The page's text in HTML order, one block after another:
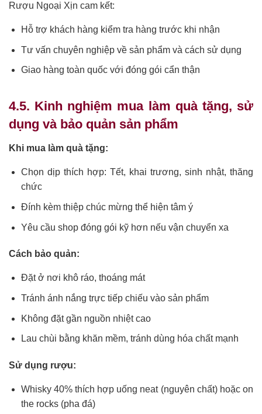
Rượu Ngoại Xịn cam kết:
Hỗ trợ khách hàng kiểm tra hàng trước khi nhận
Tư vấn chuyên nghiệp về sản phẩm và cách sử dụng
Giao hàng toàn quốc với đóng gói cẩn thận
4.5. Kinh nghiệm mua làm quà tặng, sử
dụng và bảo quản sản phẩm
Khi mua làm quà tặng:
Chọn dịp thích hợp: Tết, khai trương, sinh nhật, thăng
chức
Đính kèm thiệp chúc mừng thể hiện tâm ý
Yêu cầu shop đóng gói kỹ hơn nếu vận chuyển xa
Cách bảo quản:
Đặt ở nơi khô ráo, thoáng mát
Tránh ánh nắng trực tiếp chiếu vào sản phẩm
Không đặt gần nguồn nhiệt cao
Lau chùi bằng khăn mềm, tránh dùng hóa chất mạnh
Sử dụng rượu:
Whisky 40% thích hợp uống neat (nguyên chất) hoặc on
the rocks (pha đá)